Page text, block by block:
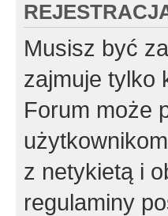
Musisz być
zajmuje tylko
Forum może
z netykietą i
regulaminy